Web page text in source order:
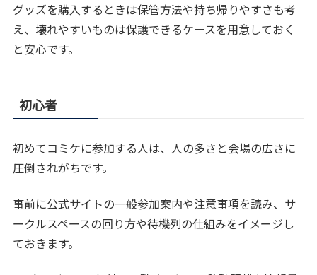
グッズを購入するときは保管方法や持ち帰りやすさも考
え、壊れやすいものは保護できるケースを用意しておく
と安心です。
初心者
初めてコミケに参加する人は、人の多さと会場の広さに
圧倒されがちです。
事前に公式サイトの一般参加案内や注意事項を読み、サ
ークルスペースの回り方や待機列の仕組みをイメージし
ておきます。